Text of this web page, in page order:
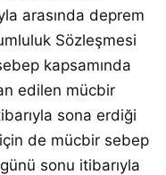
arasında deprem
Sözleşmesi
kapsamında
edilen mücbir
sona erdiği
de mücbir sebep
sonu itibarıyla